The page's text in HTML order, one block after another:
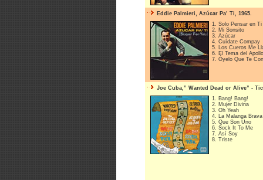
Eddie Palmieri, Azúcar Pa’ Ti, 1965.
1. Solo Pensar en Ti
2. Mi Sonsito
3. Azúcar
4. Cuídate Compay
5. Los Cueros Me
6. El Tema del Apollo
7. Óyelo Que Te
Joe Cuba,” Wanted Dead or Alive” -
1. Bang! Bang!
2. Mujer Divina
3. Oh Yeah
4. La Malanga Brava
5. Que Son Uno
6. Sock It To Me
7. Así Soy
8. Triste